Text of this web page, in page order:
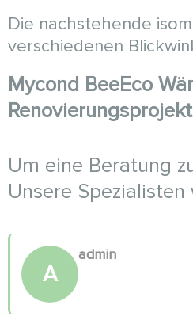
Die nachstehende
verschiedenen
Mycond BeeEco
Um eine Beratung
Unsere
A
admin